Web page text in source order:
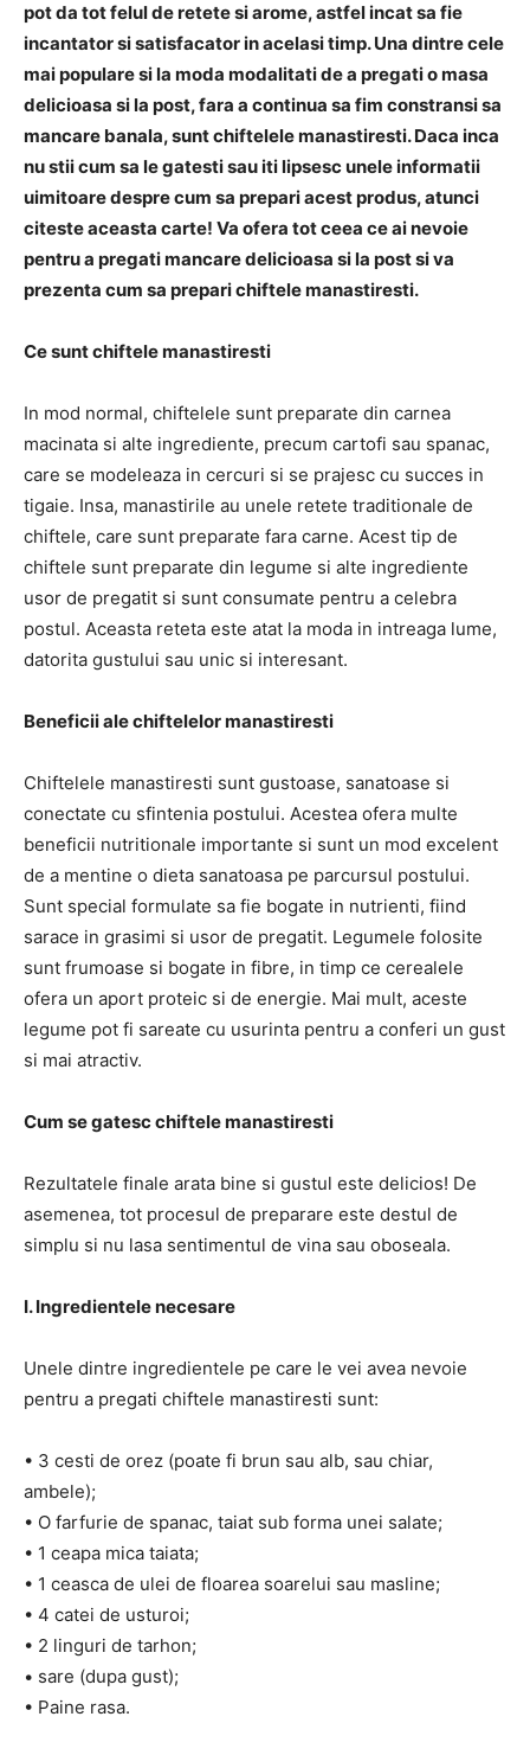
pot da tot felul de retete si arome, astfel incat sa fie
incantator si satisfacator in acelasi timp. Una dintre cele
mai populare si la moda modalitati de a pregati o masa
delicioasa si la post, fara a continua sa fim constransi sa
mancare banala, sunt chiftelele manastiresti. Daca inca
nu stii cum sa le gatesti sau iti lipsesc unele informatii
uimitoare despre cum sa prepari acest produs, atunci
citeste aceasta carte! Va ofera tot ceea ce ai nevoie
pentru a pregati mancare delicioasa si la post si va
prezenta cum sa prepari chiftele manastiresti.
Ce sunt chiftele manastiresti
In mod normal, chiftelele sunt preparate din carnea
macinata si alte ingrediente, precum cartofi sau spanac,
care se modeleaza in cercuri si se prajesc cu succes in
tigaie. Insa, manastirile au unele retete traditionale de
chiftele, care sunt preparate fara carne. Acest tip de
chiftele sunt preparate din legume si alte ingrediente
usor de pregatit si sunt consumate pentru a celebra
postul. Aceasta reteta este atat la moda in intreaga lume,
datorita gustului sau unic si interesant.
Beneficii ale chiftelelor manastiresti
Chiftelele manastiresti sunt gustoase, sanatoase si
conectate cu sfintenia postului. Acestea ofera multe
beneficii nutritionale importante si sunt un mod excelent
de a mentine o dieta sanatoasa pe parcursul postului.
Sunt special formulate sa fie bogate in nutrienti, fiind
sarace in grasimi si usor de pregatit. Legumele folosite
sunt frumoase si bogate in fibre, in timp ce cerealele
ofera un aport proteic si de energie. Mai mult, aceste
legume pot fi sareate cu usurinta pentru a conferi un gust
si mai atractiv.
Cum se gatesc chiftele manastiresti
Rezultatele finale arata bine si gustul este delicios! De
asemenea, tot procesul de preparare este destul de
simplu si nu lasa sentimentul de vina sau oboseala.
I. Ingredientele necesare
Unele dintre ingredientele pe care le vei avea nevoie
pentru a pregati chiftele manastiresti sunt:
• 3 cesti de orez (poate fi brun sau alb, sau chiar,
ambele);
• O farfurie de spanac, taiat sub forma unei salate;
• 1 ceapa mica taiata;
• 1 ceasca de ulei de floarea soarelui sau masline;
• 4 catei de usturoi;
• 2 linguri de tarhon;
• sare (dupa gust);
• Paine rasa.